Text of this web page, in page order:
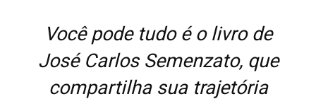
Você pode tudo é o livro de
José Carlos Semenzato, que
compartilha sua trajetória